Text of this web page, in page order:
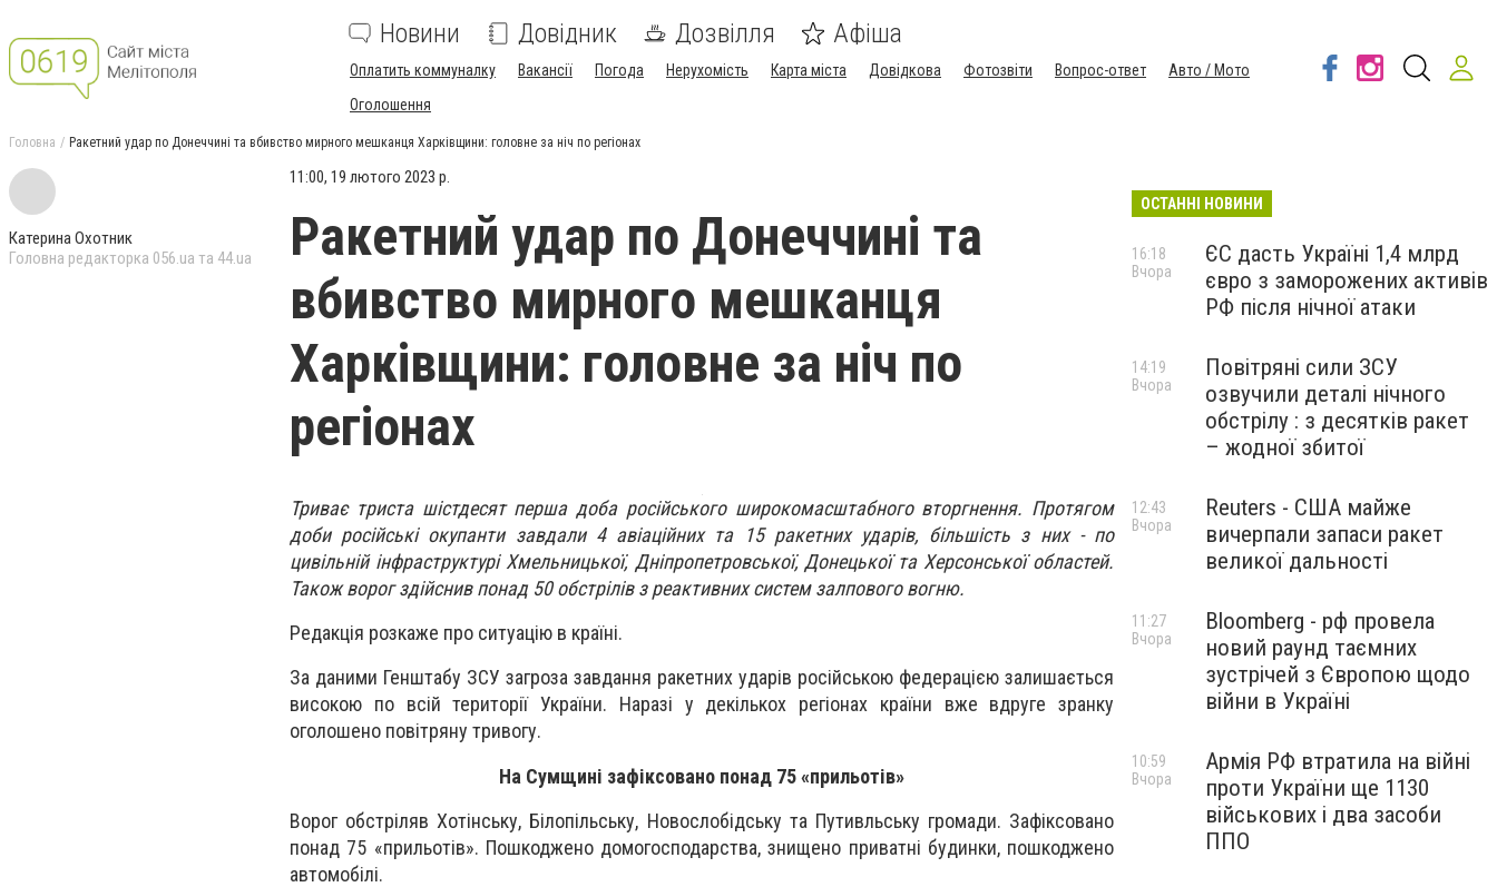
Новини Довідник Дозвілля Афіша
Оплатить коммуналку Вакансії Погода Нерухомість Карта міста Довідкова Фотозвіти Вопрос-ответ
Авто / Мото
Оголошення
Головна Ракетний удар по Донеччині та вбивство мирного мешканця Харківщини: головне за ніч по регіонах
Катерина Охотник
Головна редакторка 056.ua та 44.ua
11:00, 19 лютого 2023 р.
Ракетний удар по Донеччині та
вбивство мирного мешканця
Харківщини: головне за ніч по
регіонах
Триває триста шістдесят перша доба російського широкомасштабного вторгнення. Протягом
доби російські окупанти завдали 4 авіаційних та 15 ракетних ударів, більшість з них - по
цивільній інфраструктурі Хмельницької, Дніпропетровської, Донецької та Херсонської областей.
Також ворог здійснив понад 50 обстрілів з реактивних систем залпового вогню.
Редакція розкаже про ситуацію в країні.
За даними Генштабу ЗСУ загроза завдання ракетних ударів російською федерацією залишається
високою по всій території України. Наразі у декількох регіонах країни вже вдруге зранку
оголошено повітряну тривогу.
На Сумщині зафіксовано понад 75 «прильотів»
Ворог обстріляв Хотінську, Білопільську, Новослобідську та Путивльську громади. Зафіксовано
понад 75 «прильотів». Пошкоджено домогосподарства, знищено приватні будинки, пошкоджено
автомобілі.
ОСТАННІ НОВИНИ
ЄС дасть Україні 1,4 млрд
євро з заморожених активів
РФ після нічної атаки
16:18
Вчора
Повітряні сили ЗСУ
озвучили деталі нічного
обстрілу : з десятків ракет
– жодної збитої
14:19
Вчора
Reuters - США майже
вичерпали запаси ракет
великої дальності
12:43
Вчора
Bloomberg - рф провела
новий раунд таємних
зустрічей з Європою щодо
війни в Україні
11:27
Вчора
Армія РФ втратила на війні
проти України ще 1130
військових і два засоби
ППО
10:59
Вчора